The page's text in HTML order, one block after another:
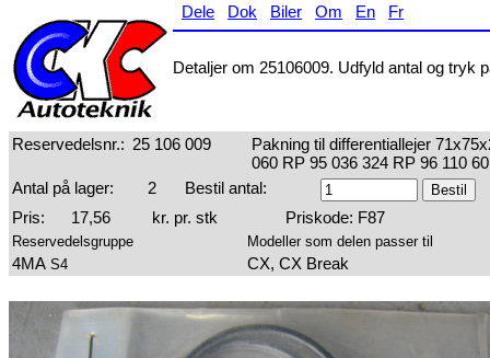
Dele Dok Biler Om En Fr
Detaljer om 25106009. Udfyld antal og tryk
Reservedelsnr.: 25 106 009
Pakning til differentiallejer
060 RP 95 036 324 RP 96 110
Antal på lager:
2
Bestil antal:
Pris:
17,56 kr. pr. stk Priskode: F87
Reservedelsgruppe Modeller som delen passer til
4MA S4 CX, CX Break